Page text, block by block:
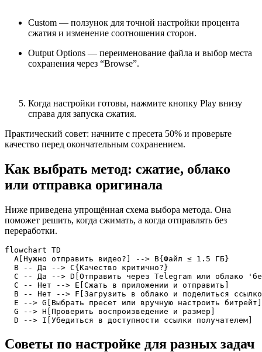
Custom — ползунок для точной настройки процента
сжатия и изменение соотношения сторон.
Output Options — переименование файла и выбор места
сохранения через “Browse”.
Когда настройки готовы, нажмите кнопку Play внизу
справа для запуска сжатия.
Практический совет: начните с пресета 50% и проверьте
качество перед окончательным сохранением.
Как выбрать метод: сжатие, облако
или отправка оригинала
Ниже приведена упрощённая схема выбора метода. Она
поможет решить, когда сжимать, а когда отправлять без
переработки.
flowchart TD
  A[Нужно отправить видео?] --> B{Файл ≤ 1.5 ГБ}
  B -- Да --> C{Качество критично?}
C -- Да --> D[Отправить через Telegram или облако
  C -- Нет --> E[Сжать в приложении и отправить]
B -- Нет --> F[Загрузить в облако и поделиться
  E --> G[Выбрать пресет или вручную настроить битрейт]
  G --> H[Проверить воспроизведение и размер]
  D --> I[Убедиться в доступности ссылки получателем]
Советы по настройке для разных задач